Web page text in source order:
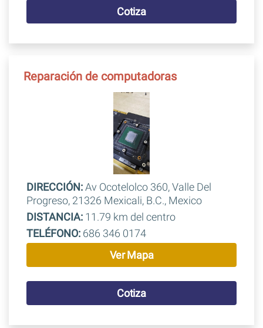
Cotiza
Reparación de computadoras
DIRECCIÓN:Av Ocotelolco 360, Valle Del
Progreso, 21326 Mexicali, B.C., Mexico
DISTANCIA:11.79 km del centro
TELÉFONO:686 346 0174
Ver Mapa
Cotiza